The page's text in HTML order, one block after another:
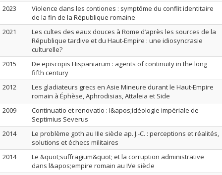
2023
Violence dans les contiones : symptôme du conflit identitaire
de la fin de la République romaine
2021
Les cultes des eaux douces à Rome d’après les sources de la
République tardive et du Haut-Empire : une idiosyncrasie
culturelle?
2015
De episcopis Hispaniarum : agents of continuity in the long
fifth century
2012
Les gladiateurs grecs en Asie Mineure durant le Haut-Empire
romain à Éphèse, Aphrodisias, Attaleia et Side
2009
Continuatio et renovatio : l&apos;idéologie impériale de
Septimius Severus
2014
Le problème goth au IIIe siècle ap. J.-C. : perceptions et réalités,
solutions et échecs militaires
2014
Le &quot;suffragium&quot; et la corruption administrative
dans l&apos;empire romain au IVe siècle